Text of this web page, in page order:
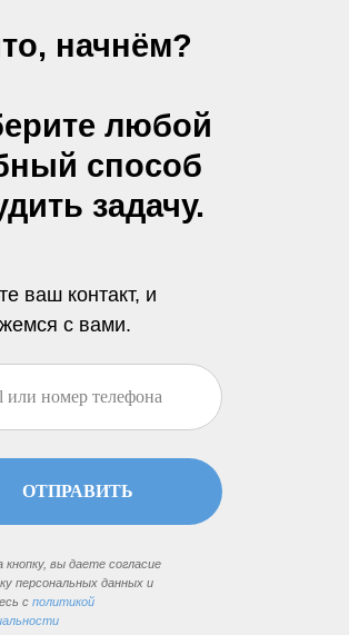
начнём?
любой
способ
задачу.
ваш контакт, и
с вами.
ОТПРАВИТЬ
вы даете согласие
персональных данных и
c политикой